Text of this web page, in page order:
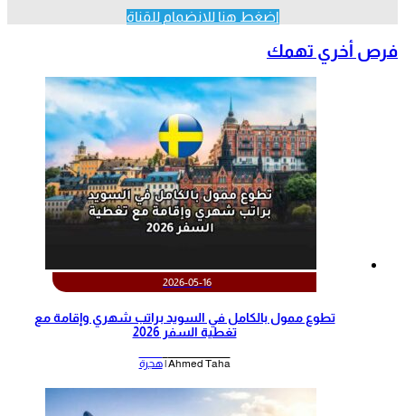
اضغط هنا للانضمام للقناة
فرص أخري تهمك
2026-05-16
تطوع ممول بالكامل في السويد براتب شهري وإقامة مع
تغطية السفر 2026
Ahmed Taha | هجرة